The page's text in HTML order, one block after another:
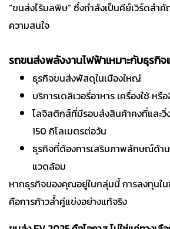
“ขนส่งไร้มลพิษ” ซึ่งกำลังเป็นคีย์เวิร์ดสำ
ความสนใจ
รถขนส่งพลังงานไฟฟ้าเหมาะกับธุรกิจ
ธุรกิจขนส่งพัสดุในเมืองใหญ่
บริการเดลิเวอรี่อาหาร เครื่องใช้ หรื
โลจิสติกส์ที่มีรอบส่งสินค้าคงที่และวิ่ง
150 กิโลเมตรต่อวัน
ธุรกิจที่ต้องการเสริมภาพลักษณ์ด้า
แวดล้อม
หากธุรกิจของคุณอยู่ในกลุ่มนี้ การลงทุนใ
คือการก้าวล้ำคู่แข่งอย่างแท้จริง